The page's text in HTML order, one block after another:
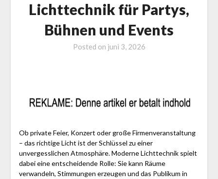
Lichttechnik für Partys,
Bühnen und Events
Posted on juni 3, 2026
Ob private Feier, Konzert oder große Firmenveranstaltung
– das richtige Licht ist der Schlüssel zu einer
unvergesslichen Atmosphäre. Moderne Lichttechnik spielt
dabei eine entscheidende Rolle: Sie kann Räume
verwandeln, Stimmungen erzeugen und das Publikum in